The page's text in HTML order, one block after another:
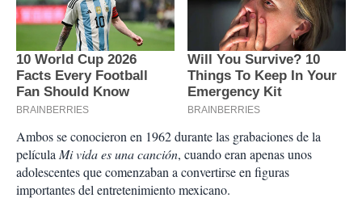
Ambos se conocieron en 1962 durante las grabaciones de la
películaMi vida es una canción, cuando eran apenas unos
adolescentes que comenzaban a convertirse en figuras
importantes del entretenimiento mexicano.